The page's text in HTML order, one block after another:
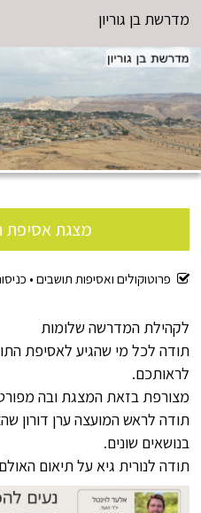
מדרשת בן גוריון
מצגת אסיפת
פרוטוקולים ואסיפות תושבים •
לקהילת המדרשה שלומות
תודה לכל מי שהגיע לאסיפת
לראותכם.
מצורפת בזאת המצגת ובה
תודה לראש המועצה ערן דורון
בנושאים שונים.
תודה לנורית גיא על תיאום